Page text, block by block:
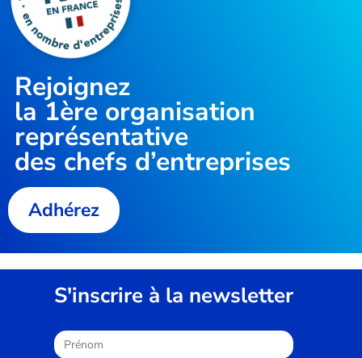
Rejoignez
la 1ère organisation
représentative
des chefs d’entreprises
Adhérez
S'inscrire à la newsletter